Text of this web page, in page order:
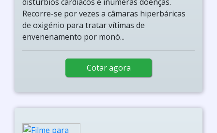
Recorre-se por vezes a câmaras hiperbáricas
de oxigénio para tratar vítimas de
envenenamento por monó...
Cotar agora